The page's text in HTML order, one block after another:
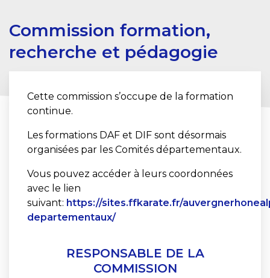
Commission formation,
recherche et pédagogie
Cette commission s’occupe de la formation
continue.
Les formations DAF et DIF sont désormais
organisées par les Comités départementaux.
Vous pouvez accéder à leurs coordonnées
avec le lien
suivant: https://sites.ffkarate.fr/
departementaux/
RESPONSABLE DE LA
COMMISSION